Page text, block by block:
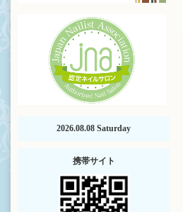
2026.08.08 Saturday
携帯サイト